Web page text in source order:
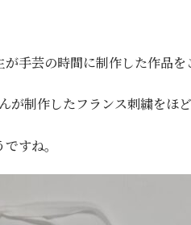
手芸の時間に制作した作品を
が制作したフランス刺繍をほど
すね。